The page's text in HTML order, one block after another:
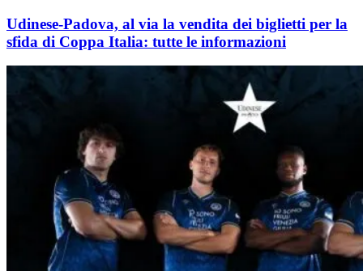
Udinese-Padova, al via la vendita dei biglietti per la
sfida di Coppa Italia: tutte le informazioni